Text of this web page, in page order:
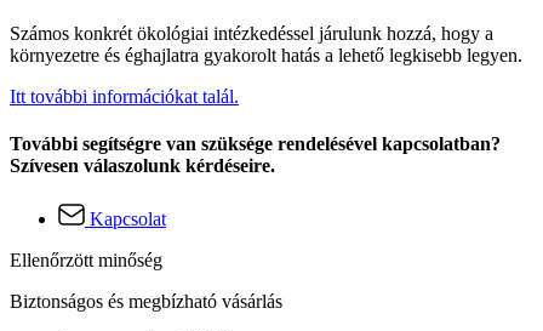
Számos konkrét ökológiai intézkedéssel járulunk hozzá, hogy a
környezetre és éghajlatra gyakorolt hatás a lehető legkisebb legyen.
Itt további információkat talál.
További segítségre van szüksége rendelésével kapcsolatban?
Szívesen válaszolunk kérdéseire.
Kapcsolat
Ellenőrzött minőség
Biztonságos és megbízható vásárlás